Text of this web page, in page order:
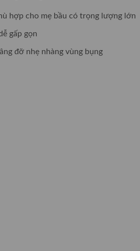
hợp cho mẹ bầu có trọng lượng lớn
gấp gọn
đỡ nhẹ nhàng vùng bụng